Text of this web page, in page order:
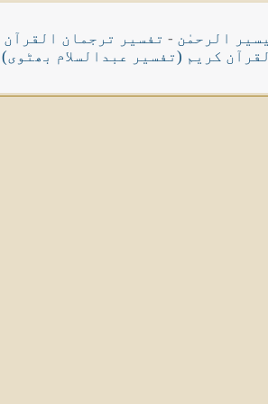
الرحمٰن - تفسیر ترجمان القرآن
کریم (تفسیر عبدالسلام بھٹوی)